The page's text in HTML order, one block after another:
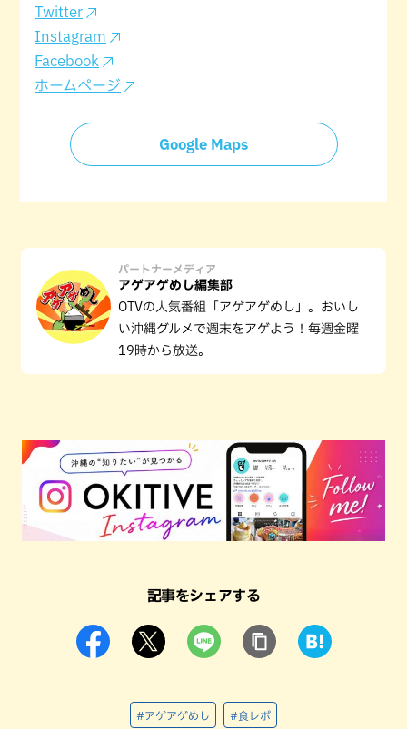
Twitter
Instagram
Facebook
ホームページ
Google Maps
パートナーメディア
アゲアゲめし編集部
OTVの人気番組「アゲアゲめし」。おいし
い沖縄グルメで週末をアゲよう！毎週金曜
19時から放送。
記事をシェアする
#アゲアゲめし #食レポ